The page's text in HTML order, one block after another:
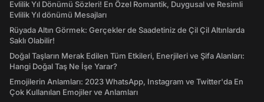
Evlilik Yıl Dönümü Sözleri! En Özel Romantik, Duygusal ve Resimli
Evlilik Yıl dönümü Mesajları
Rüyada Altın Görmek: Gerçekler de Saadetiniz de Çil Çil Altınlarda
Saklı Olabilir!
Doğal Taşların Merak Edilen Tüm Etkileri, Enerjileri ve Şifa Alanları:
Hangi Doğal Taş Ne İşe Yarar?
Emojilerin Anlamları: 2023 WhatsApp, Instagram ve Twitter'da En
Çok Kullanılan Emojiler ve Anlamları